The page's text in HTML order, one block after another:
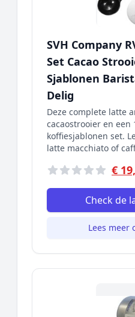
SVH Company
Set Cacao
Sjablonen
Delig
Deze complete latte
cacaostrooier en een
koffiesjablonen set.
latte macchiato of
€
Check de
Lees meer